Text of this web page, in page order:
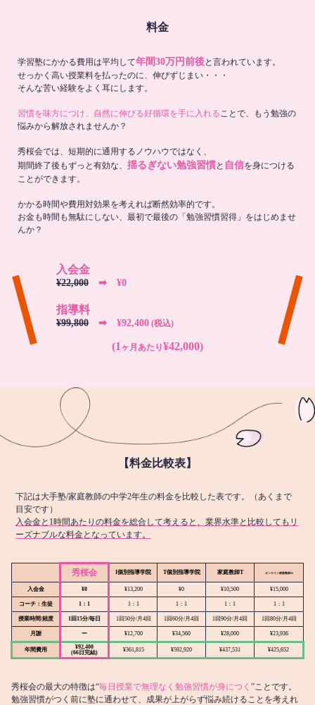
料金
学習塾にかかる費用は平均して年間30万円前後と言われています。
せっかく高い授業料を払ったのに、伸びずじまい・・・
そんな苦い経験をよく耳にします。
習慣を味方につけ、自然に伸びる好循環を手に入れる ことで、もう勉強の
悩みから解放されませんか？
秀桜会では、短期的に通用するノウハウではなく、
期間終了後もずっと有効な、 揺るぎない勉強習慣と 自信を身につける
ことができます。
かかる時間や費用対効果を考えれば断然効率的です。
お金も時間も無駄にしない、最初で最後の「勉強習慣習得」をはじめませ
んか？
入会金
¥22,000 ➡︎ ¥0
指導料
¥99,800 ➡︎ ¥92,400 (税込)
(1 ヶ月あたり¥42,000)
【料金比較表】
下記は大手塾/家庭教師の中学2年生の料金を比較した表です。（あくまで
目安です）
入会金と1時間あたりの料金を総合して考えると、業界水準と比較してもリ
ーズナブルな料金となっています。
秀桜会 I個別指導学院 T個別指導学院 家庭教師T オンライン家庭教師M
入会金 ¥0 ¥13,200 ¥0 ¥10,500 ¥15,000
コーチ：生徒 1：1 1：1 1：1 1：1 1：1
授業時間/頻度 1回15分/毎日 1回50分/月4回 1回60分/月4回 1回90分/月4回 1回80分/月4回
月謝 ー ¥12,700 ¥34,560 ¥28,000 ¥23,936
年間費用
¥92,400
(66日完結)
¥361,815 ¥592,920 ¥437,531 ¥425,652
秀桜会の最大の特徴は“毎日授業で無理なく勉強習慣が身につく ”ことです。
勉強習慣がつく前に塾に通わせて、成果が上がらず悩み続けることを考えれ